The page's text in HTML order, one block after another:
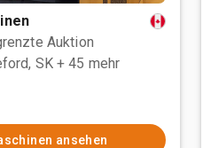
Auktion
SK + 45 mehr
ansehen